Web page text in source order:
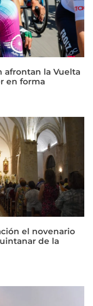
afrontan la Vuelta
en forma
el novenario
de la